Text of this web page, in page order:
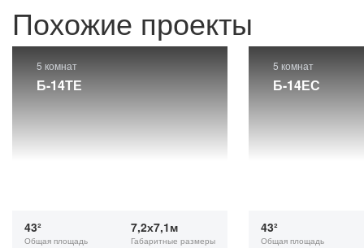
Похожие проекты
5 комнат
Б-14ТЕ
43²
Общая площадь
7,2х7,1м
Габаритные размеры
5 комнат
Б-14ЕС
43²
Общая площадь